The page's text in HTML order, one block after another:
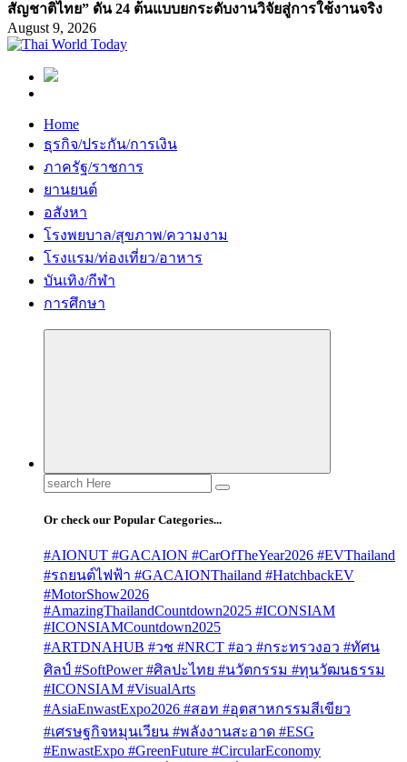
สัญชาติไทย” ดัน 24 ต้นแบบยกระดับงานวิจัยสู่การใช้งานจริง
August 9, 2026
Home
ธุรกิจ/ประกัน/การเงิน
ภาครัฐ/ราชการ
ยานยนต์
อสังหา
โรงพยบาล/สุขภาพ/ความงาม
โรงแรม/ท่องเที่ยว/อาหาร
บันเทิง/กีฬา
การศึกษา
Search
for:
Or check our Popular Categories...
#AIONUT #GACAION #CarOfTheYear2026 #EVThailand
#รถยนต์ไฟฟ้า #GACAIONThailand #HatchbackEV
#MotorShow2026
#AmazingThailandCountdown2025 #ICONSIAM
#ICONSIAMCountdown2025
#ARTDNAHUB #วช #NRCT #อว #กระทรวงอว #ทัศน
ศิลป์ #SoftPower #ศิลปะไทย #นวัตกรรม #ทุนวัฒนธรรม
#ICONSIAM #VisualArts
#AsiaEnwastExpo2026 #สอท #อุตสาหกรรมสีเขียว
#เศรษฐกิจหมุนเวียน #พลังงานสะอาด #ESG
#EnwastExpo #GreenFuture #CircularEconomy